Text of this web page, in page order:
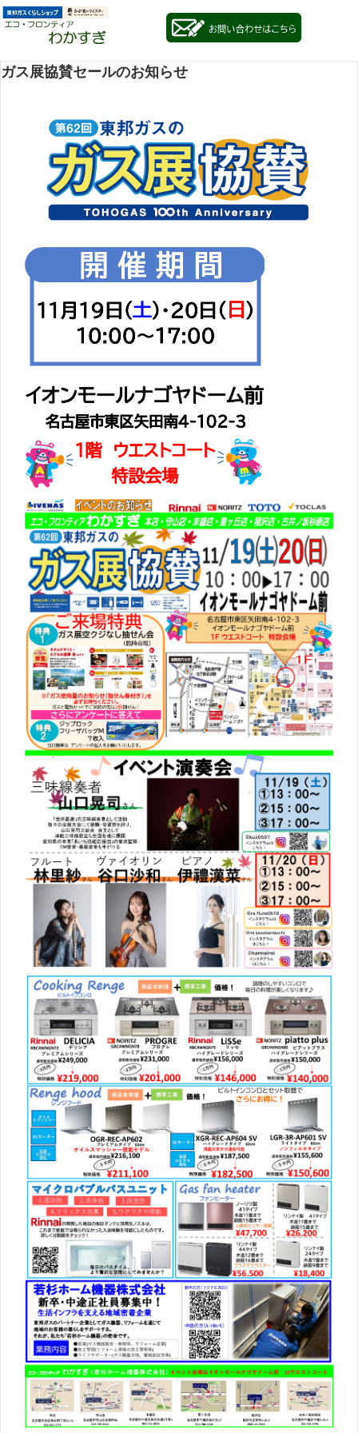
ガス展協賛セールのお知らせ